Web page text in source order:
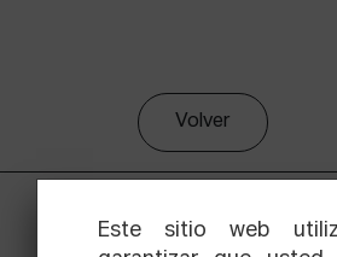
Volver
Este sitio web